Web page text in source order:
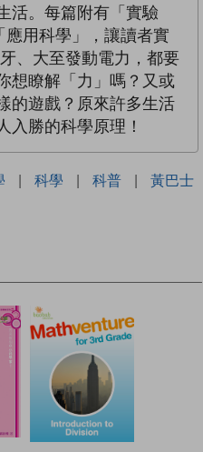
活。每篇附有「實驗
用科學」，讓讀者實
、大至發動電力，都要
想瞭解「力」嗎？又或
的遊戲？原來許多生活
入勝的科學原理！
| 科學 | 科普 | 黃巴士